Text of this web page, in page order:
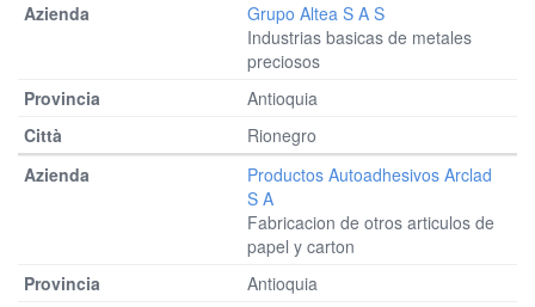
Grupo Altea S A S
Industrias basicas de metales
preciosos
Antioquia
Rionegro
Productos Autoadhesivos Arclad
S A
Fabricacion de otros articulos de
papel y carton
Antioquia